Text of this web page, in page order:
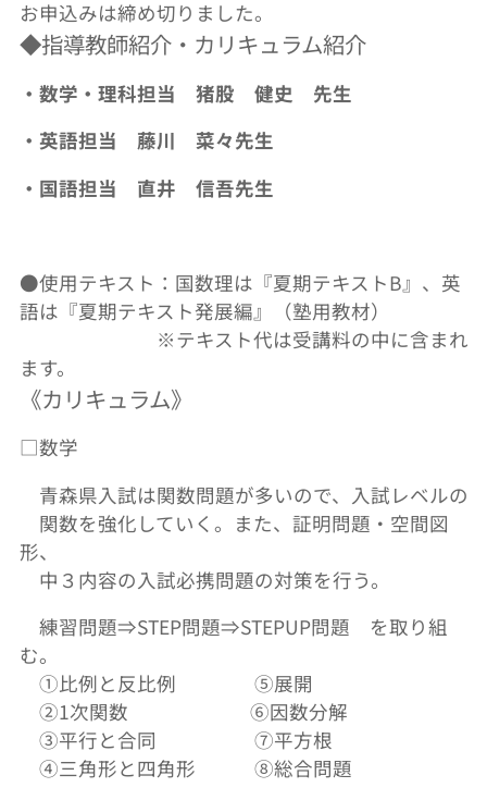
お申込みは締め切りました。
◆指導教師紹介・カリキュラム紹介
・数学・理科担当 猪股 健史 先生
・英語担当 藤川 菜々先生
・国語担当 直井 信吾先生
●使用テキスト：国数理は『夏期テキストB』、英
語は『夏期テキスト発展編』（塾用教材）
※テキスト代は受講料の中に含まれ
ます。
《カリキュラム》
□数学
青森県入試は関数問題が多いので、入試レベルの
関数を強化していく。また、証明問題・空間図
形、
中３内容の入試必携問題の対策を行う。
練習問題⇒STEP問題⇒STEPUP問題 を取り組
む。
①比例と反比例 ⑤展開
②1次関数 ⑥因数分解
③平行と合同 ⑦平方根
④三角形と四角形 ⑧総合問題